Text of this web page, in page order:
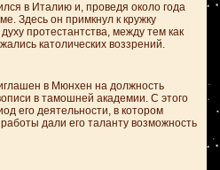
в Италию и, проведя около года
Здесь он примкнул к кружку
протестантства, между тем как
католических воззрений.
в Мюнхен на должность
в тамошней академии. С этого
его деятельности, в котором
дали его таланту возможность